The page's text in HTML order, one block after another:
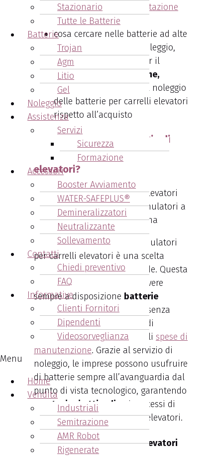
Stazionario
Tutte le Batterie
Batterie
Trojan
Agm
Litio
Gel
Noleggio
Assistenza
Servizi
Sicurezza
Formazione
Accessori
Booster Avviamento
WATER-SAFEPLUS®
Demineralizzatori
Neutralizzante
Sollevamento
Contatti
Chiedi preventivo
FAQ
Informative
Clienti Fornitori
Dipendenti
Videosorveglianza
Menu
Home
Vendita
Industriali
Semitrazione
AMR Robot
Rigenerate
batterie per la
movimentazione
delle mercia Cotignola,
cosa cercare nelle batterie ad alte
prestazioni in fase di noleggio,
le opzioni disponibili per il
noleggio a lungo termine,
quando è conveniente il noleggio
delle batterie per carrelli elevatori
rispetto all’acquisto
Perchè scegliere il noleggio di
accumulatori per carrelli
elevatori?
Scegliere il noleggio di accumulatori
per carrelli elevatori è una scelta
vantaggiosa per molte aziende. Questa
opzione infatti permette di avere
sempre a disposizione batterie
efficienti e ben mantenute
, senza
doversi preoccupare di costi di
acquisto iniziali e di eventuali spese di
manutenzione. Grazie al servizio di
noleggio, le imprese possono usufruire
di batterie sempre all’avanguardia dal
punto di vista tecnologico, garantendo
prestazioni ottimali nei processi di
movimentazione dei carrelli elevatori.
Noleggio batterie carrelli elevatori